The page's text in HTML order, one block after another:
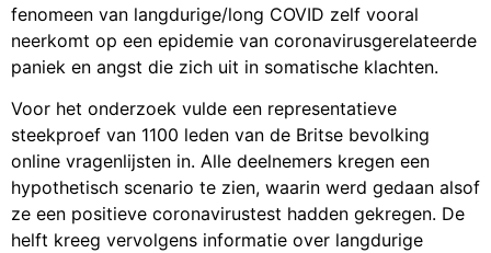
fenomeen van langdurige/long COVID zelf vooral
neerkomt op een epidemie van coronavirusgerelateerde
paniek en angst die zich uit in somatische klachten.
Voor het onderzoek vulde een representatieve
steekproef van 1100 leden van de Britse bevolking
online vragenlijsten in. Alle deelnemers kregen een
hypothetisch scenario te zien, waarin werd gedaan alsof
ze een positieve coronavirustest hadden gekregen. De
helft kreeg vervolgens informatie over langdurige